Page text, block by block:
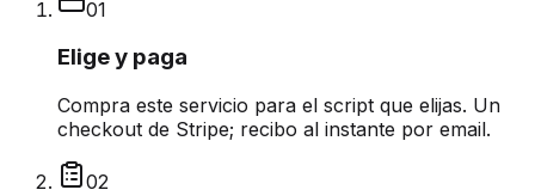
01
Elige y paga
Compra este servicio para el script que elijas. Un
checkout de Stripe; recibo al instante por email.
02